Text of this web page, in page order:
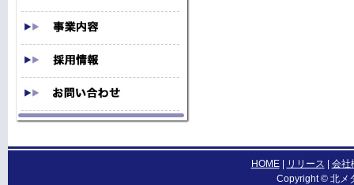
HOME| リリース
会社
Copyright © 北メ